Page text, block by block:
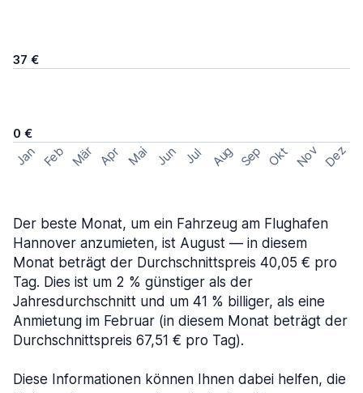
37 €
0 €
Jan Feb Mär Apr Mai Jun Jul Aug Sep Okt Nov Dez
Der beste Monat, um ein Fahrzeug am Flughafen
Hannover anzumieten, ist August — in diesem
Monat beträgt der Durchschnittspreis 40,05 € pro
Tag. Dies ist um 2 % günstiger als der
Jahresdurchschnitt und um 41 % billiger, als eine
Anmietung im Februar (in diesem Monat beträgt der
Durchschnittspreis 67,51 € pro Tag).
Diese Informationen können Ihnen dabei helfen, die